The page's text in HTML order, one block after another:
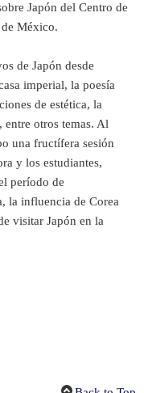
Japón del Centro de
México.
de Japón desde
imperial, la poesía
de estética, la
otros temas. Al
una fructífera sesión
y los estudiantes,
período de
la influencia de Corea
visitar Japón en la